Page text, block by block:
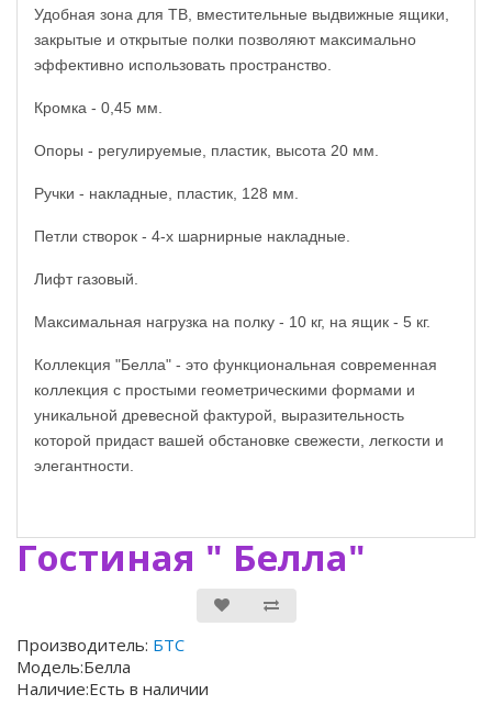
Удобная зона для ТВ, вместительные выдвижные ящики,
закрытые и открытые полки позволяют максимально
эффективно использовать пространство.
Кромка - 0,45 мм.
Опоры - регулируемые, пластик, высота 20 мм.
Ручки - накладные, пластик, 128 мм.
Петли створок - 4-х шарнирные накладные.
Лифт газовый.
Максимальная нагрузка на полку - 10 кг, на ящик - 5 кг.
Коллекция "Белла" - это функциональная современная
коллекция с простыми геометрическими формами и
уникальной древесной фактурой, выразительность
которой придаст вашей обстановке свежести, легкости и
элегантности.
Гостиная " Белла"
Производитель: БТС
Модель:Белла
Наличие:Есть в наличии